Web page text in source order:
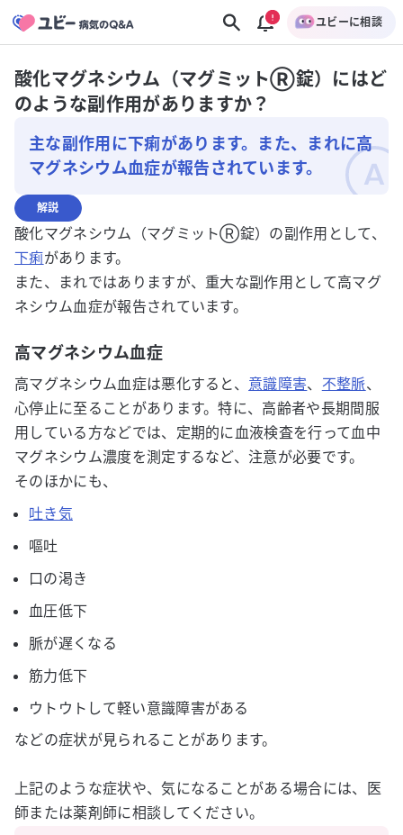
ユビーに相談
酸化マグネシウム（マグミットⓇ錠）にはど
のような副作用がありますか？
主な副作用に下痢があります。また、まれに高
マグネシウム血症が報告されています。
解説
酸化マグネシウム（マグミットⓇ錠）の副作用として、
下痢があります。
また、まれではありますが、重大な副作用として高マグ
ネシウム血症が報告されています。
高マグネシウム血症
高マグネシウム血症は悪化すると、 意識障害、 不整脈、
心停止に至ることがあります。特に、高齢者や長期間服
用している方などでは、定期的に血液検査を行って血中
マグネシウム濃度を測定するなど、注意が必要です。
そのほかにも、
吐き気
嘔吐
口の渇き
血圧低下
脈が遅くなる
筋力低下
ウトウトして軽い意識障害がある
などの症状が見られることがあります。
上記のような症状や、気になることがある場合には、医
師または薬剤師に相談してください。